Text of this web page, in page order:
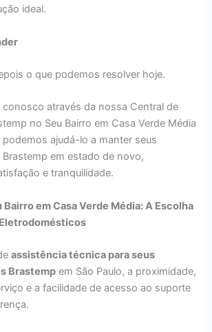
ideal.
o que podemos resolver hoje.
através da nossa Central de
no Seu Bairro em Casa Verde Média
ajudá-lo a manter seus
em estado de novo,
e tranquilidade.
Bairro em Casa Verde Média: A Escolha
assistência técnica para seus
Brastemp em São Paulo, a proximidade,
e a facilidade de acesso ao suporte